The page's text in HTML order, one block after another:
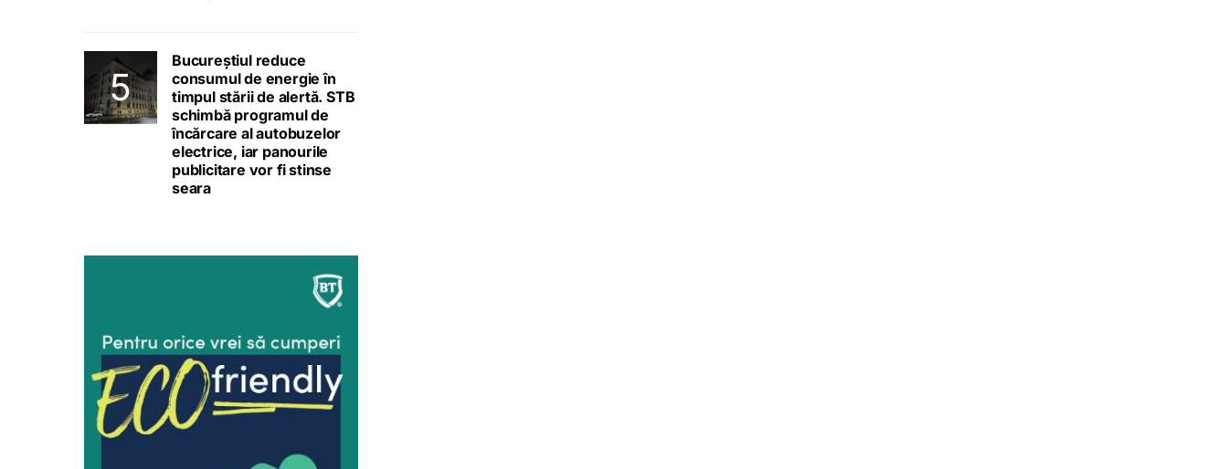
Bucureștiul reduce
consumul de energie în
timpul stării de alertă. STB
schimbă programul de
încărcare al autobuzelor
electrice, iar panourile
publicitare vor fi stinse
seara